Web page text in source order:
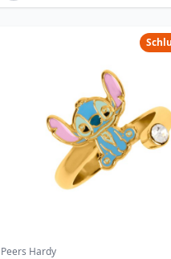
Peers Hardy